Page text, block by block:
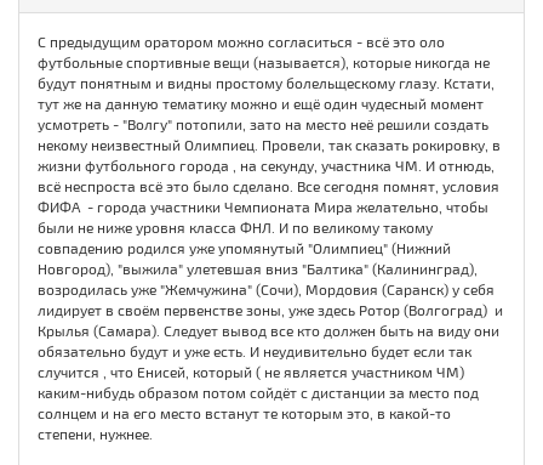
С предыдущим оратором можно согласиться - всё это оло
футбольные спортивные вещи (называется), которые никогда не
будут понятным и видны простому болельщескому глазу. Кстати,
тут же на данную тематику можно и ещё один чудесный момент
усмотреть - "Волгу" потопили, зато на место неё решили создать
некому неизвестный Олимпиец. Провели, так сказать рокировку, в
жизни футбольного города , на секунду, участника ЧМ. И отнюдь,
всё неспроста всё это было сделано. Все сегодня помнят, условия
ФИФА - города участники Чемпионата Мира желательно, чтобы
были не ниже уровня класса ФНЛ. И по великому такому
совпадению родился уже упомянутый "Олимпиец" (Нижний
Новгород), "выжила" улетевшая вниз "Балтика" (Калининград),
возродилась уже "Жемчужина" (Сочи), Мордовия (Саранск) у себя
лидирует в своём первенстве зоны, уже здесь Ротор (Волгоград) и
Крылья (Самара). Следует вывод все кто должен быть на виду они
обязательно будут и уже есть. И неудивительно будет если так
случится , что Енисей, который ( не является участником ЧМ)
каким-нибудь образом потом сойдёт с дистанции за место под
солнцем и на его место встанут те которым это, в какой-то
степени, нужнее.